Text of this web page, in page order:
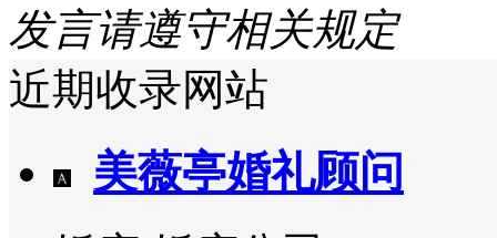
发言请遵守相关规定
近期收录网站
美薇亭婚礼顾问